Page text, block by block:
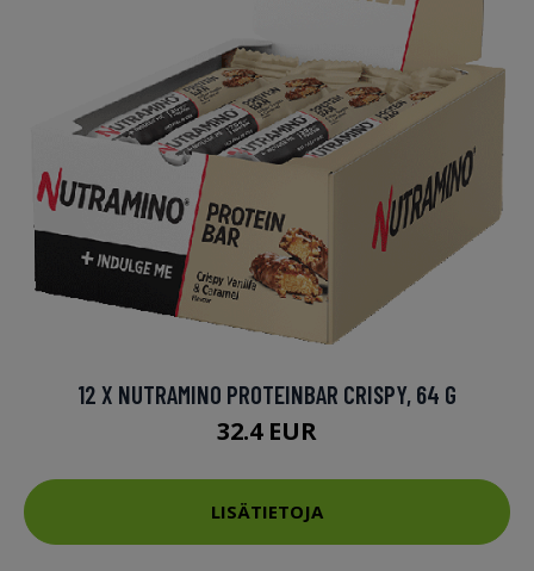
12 X NUTRAMINO PROTEINBAR CRISPY, 64 G
32.4 EUR
LISÄTIETOJA